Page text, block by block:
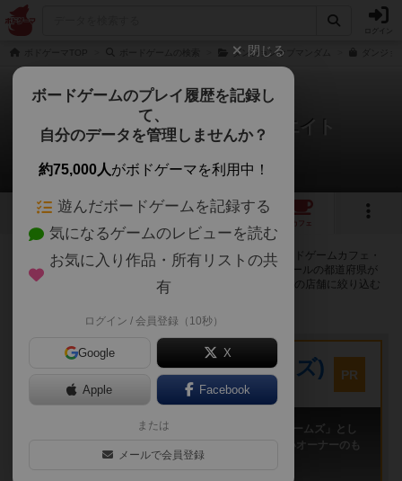
ログイン
ダンジョンオブマンダム
ダンジョンオブマンダム：エイト
214店のカフェ/スペースが提供中
5 2 34
カフェ
ダンジョンオブマンダム：エイトで遊ぶことができるボードゲームカフェ・
プレイスペースが214店登録されています。公開プロフィールの都道府県が
設定されたアカウントでログインすると、同じ都道府県内の店舗に絞り込む
キウイ！(旧:キウイゲームズ)
大阪府大阪市中央区森ノ宮中央2-8-2 永田中央ビル2階
PR
「キウイ！」は、2011年9月大阪日本橋で「キウイゲームズ」とし
てスタートしたボードゲームカフェです。 今は新しいオーナーのも
閉じる
ボードゲームのプレイ履歴を記録し
て、
自分のデータを管理しませんか？
約75,000人がボドゲーマを利用中！
遊んだボードゲームを記録する
気になるゲームのレビューを読む
お気に入り作品・所有リストの共
有
ログイン / 会員登録（10秒）
Google X
Apple Facebook
または
メールで会員登録